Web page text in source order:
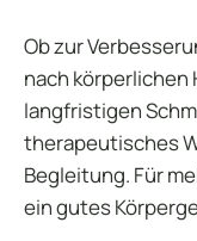
Ob zur
nach
langfristigen
therapeutisches
Begleitung. Für
ein gutes